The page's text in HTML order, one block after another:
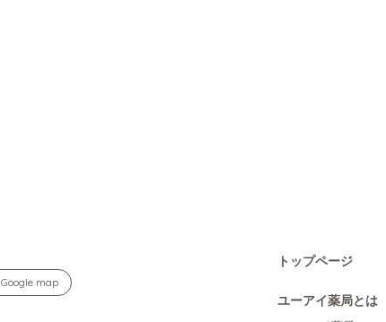
Google map
トップページ
ユーアイ薬局とは